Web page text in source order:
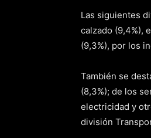
Las siguientes
calzado (9,4%),
(9,3%), por los
También se
(8,3%); de los
electricidad y
división